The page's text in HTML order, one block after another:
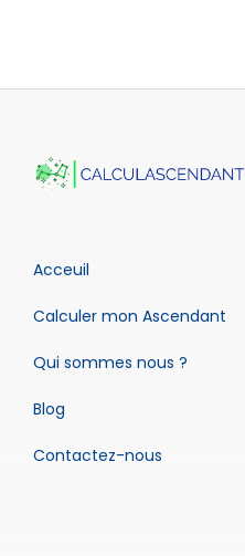
Acceuil
Calculer mon Ascendant
Qui sommes nous ?
Blog
Contactez-nous